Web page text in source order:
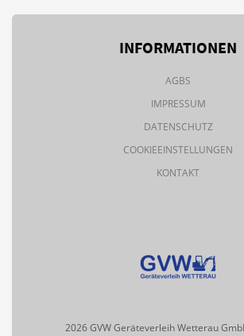
INFORMATIONEN
AGBS
IMPRESSUM
DATENSCHUTZ
COOKIEEINSTELLUNGEN
KONTAKT
2026 GVW Geräteverleih Wetterau